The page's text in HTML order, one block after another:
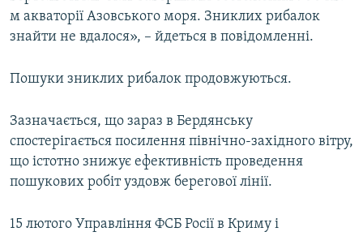
м акваторії Азовського моря. Зниклих рибалок
знайти не вдалося», – йдеться в повідомленні.
Пошуки зниклих рибалок продовжуються.
Зазначається, що зараз в Бердянську
спостерігається посилення північно-західного вітру,
що істотно знижує ефективність проведення
пошукових робіт уздовж берегової лінії.
15 лютого Управління ФСБ Росії в Криму і